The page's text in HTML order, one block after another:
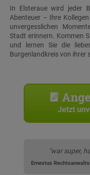
In Elsteraue wird jeder
Abenteuer – Ihre
unvergesslichen
Stadt erinnern. Kommen
und lernen Sie die
Burgenlandkreis von ihrer
Jetzt
"war super,
Ernestus